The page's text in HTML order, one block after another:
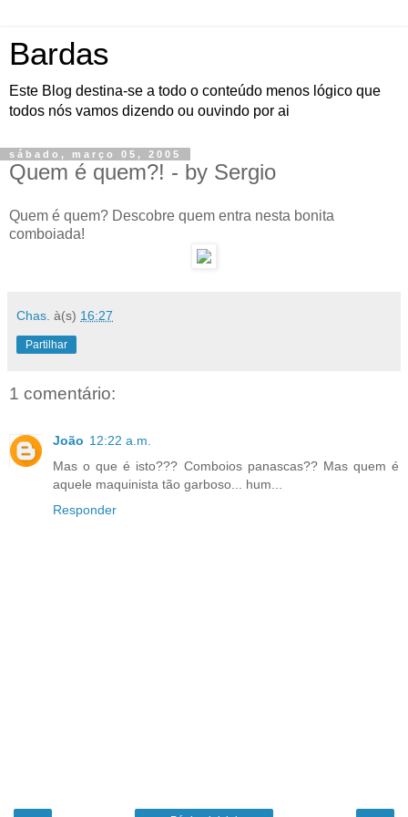
Bardas
Este Blog destina-se a todo o conteúdo menos lógico que
todos nós vamos dizendo ou ouvindo por ai
sábado, março 05, 2005
Quem é quem?! - by Sergio
Quem é quem? Descobre quem entra nesta bonita
comboiada!
Chas. à(s) 16:27
Partilhar
1 comentário:
João 12:22 a.m.
Mas o que é isto??? Comboios panascas?? Mas quem é
aquele maquinista tão garboso... hum...
Responder